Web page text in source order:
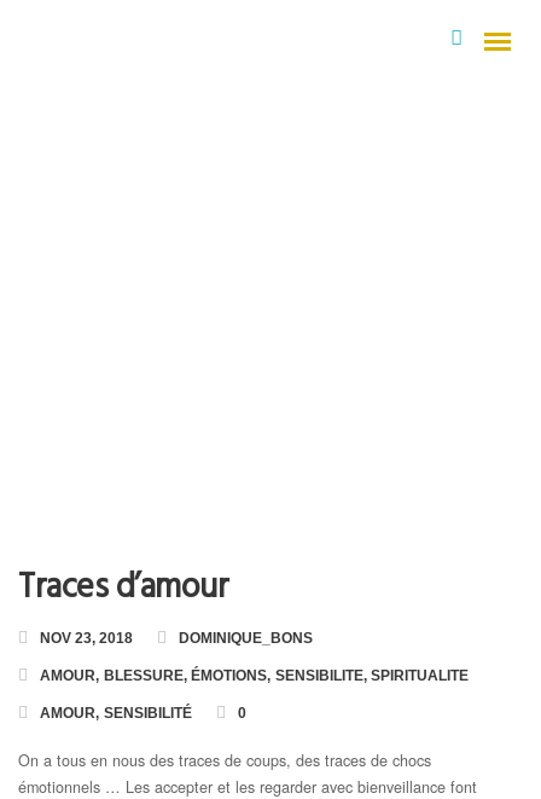
Toutes les Formations
Formation en Ligne « Numérologie Nom et Prénoms »
Traces d’amour
NOV 23, 2018 DOMINIQUE_BONS
AMOUR, BLESSURE, ÉMOTIONS, SENSIBILITE, SPIRITUALITE
AMOUR, SENSIBILITÉ 0
On a tous en nous des traces de coups, des traces de chocs
émotionnels … Les accepter et les regarder avec bienveillance font